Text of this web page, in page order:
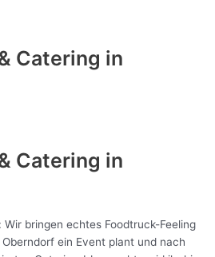
Catering in
Catering in
bringen echtes Foodtruck-Feeling
ein Event plant und nach